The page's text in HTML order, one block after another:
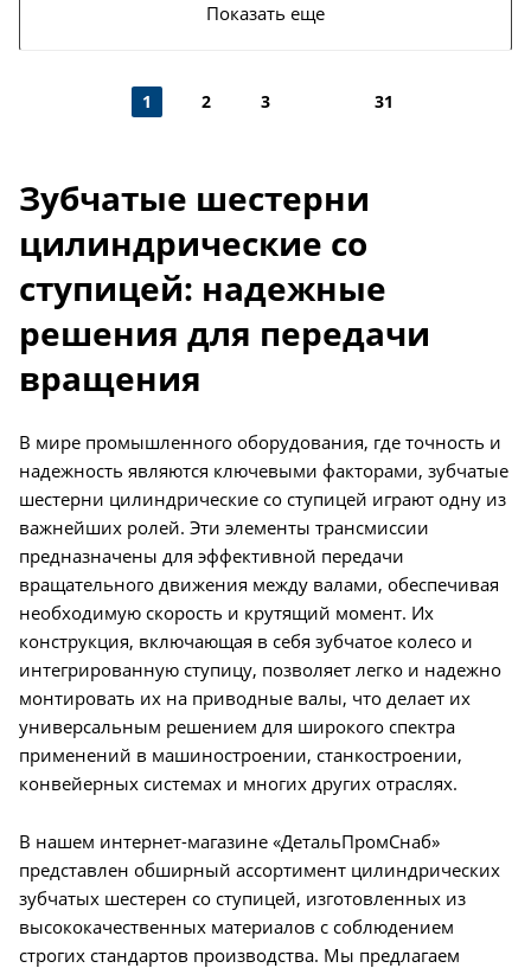
Показать еще
1 2 3 31
Зубчатые шестерни
цилиндрические со
ступицей: надежные
решения для передачи
вращения
В мире промышленного оборудования, где точность и
надежность являются ключевыми факторами, зубчатые
шестерни цилиндрические со ступицей играют одну из
важнейших ролей. Эти элементы трансмиссии
предназначены для эффективной передачи
вращательного движения между валами, обеспечивая
необходимую скорость и крутящий момент. Их
конструкция, включающая в себя зубчатое колесо и
интегрированную ступицу, позволяет легко и надежно
монтировать их на приводные валы, что делает их
универсальным решением для широкого спектра
применений в машиностроении, станкостроении,
конвейерных системах и многих других отраслях.
В нашем интернет-магазине «ДетальПромСнаб»
представлен обширный ассортимент цилиндрических
зубчатых шестерен со ступицей, изготовленных из
высококачественных материалов с соблюдением
строгих стандартов производства. Мы предлагаем